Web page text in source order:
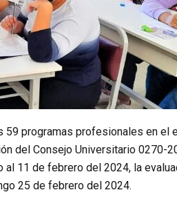
59 programas profesionales en el
del Consejo Universitario 0270-
11 de febrero del 2024, la
25 de febrero del 2024.